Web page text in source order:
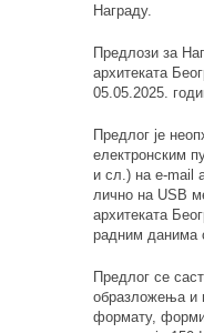
Награду.
Предлози за
архитеката
05.05.2025.
Предлог је
електронским
и сл.) на e-mail
лично на USB
архитеката
радним данима
Предлог се
образложења и
формату,